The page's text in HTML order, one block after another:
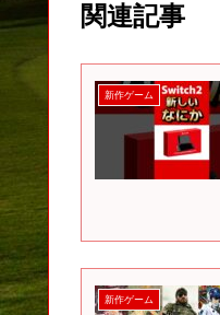
関連記事
新作ゲーム
新作ゲーム